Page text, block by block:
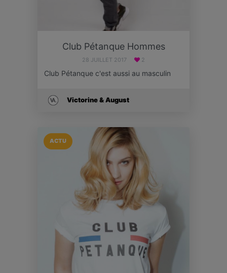
Club Pétanque Hommes
28 JUILLET 2017 2
Club Pétanque c'est aussi au masculin
Victorine & August
ACTU